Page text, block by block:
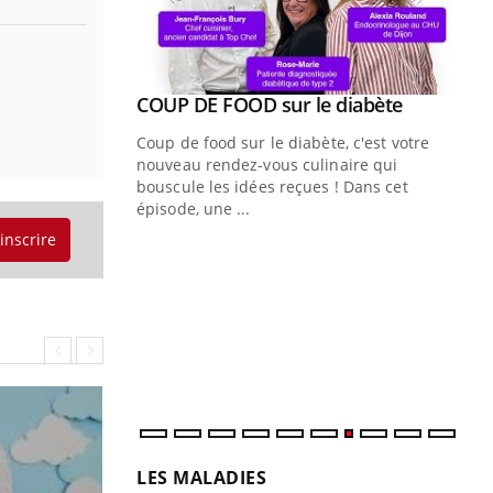
» pour
de bilan de
Youtube
COUP DE FOOD sur le diabèteYoutube
Coup de food sur le diabète, c'est votre
nouveau rendez-vous culinaire qui
bouscule les idées reçues ! Dans cet
épisode, une ...
LES MALADIES